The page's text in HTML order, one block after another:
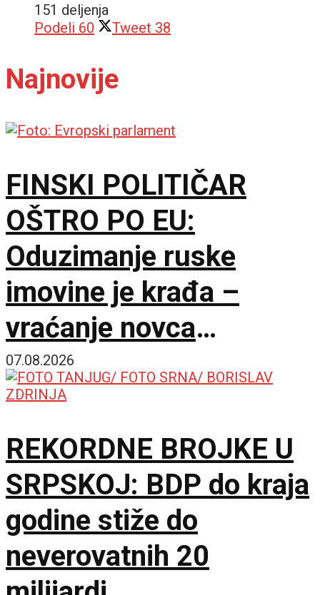
151 deljenja
Podeli 60 Tweet 38
Najnovije
FINSKI POLITIČAR
OŠTRO PO EU:
Oduzimanje ruske
imovine je krađa –
vraćanje novca
omogućilo bi mir u
Ukrajini
07.08.2026
REKORDNE BROJKE U
SRPSKOJ: BDP do kraja
godine stiže do
neverovatnih 20